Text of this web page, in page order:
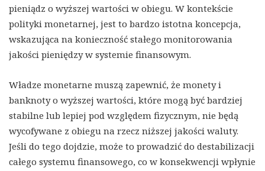
pieniądz o wyższej wartości w obiegu. W kontekście
polityki monetarnej, jest to bardzo istotna koncepcja,
wskazująca na konieczność stałego monitorowania
jakości pieniędzy w systemie finansowym.
Władze monetarne muszą zapewnić, że monety i
banknoty o wyższej wartości, które mogą być bardziej
stabilne lub lepiej pod względem fizycznym, nie będą
wycofywane z obiegu na rzecz niższej jakości waluty.
Jeśli do tego dojdzie, może to prowadzić do destabilizacji
całego systemu finansowego, co w konsekwencji wpłynie